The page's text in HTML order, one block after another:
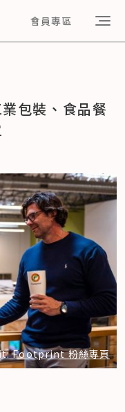
會員專區
包裝、食品餐
Footprint 粉絲專頁